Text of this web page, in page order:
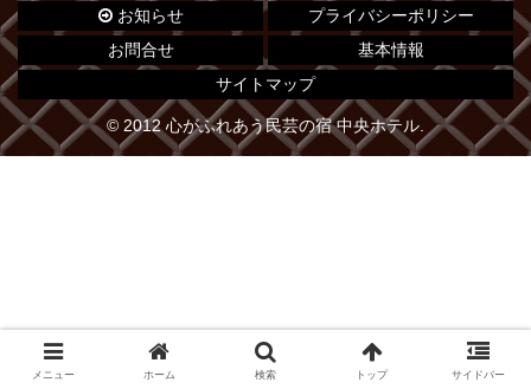
お知らせ
プライバシーポリシー
お問合せ
基本情報
サイトマップ
© 2012 心がふれあう民芸の宿 中央ホテル.
メニュー ホーム 検索 トップ サイドバー